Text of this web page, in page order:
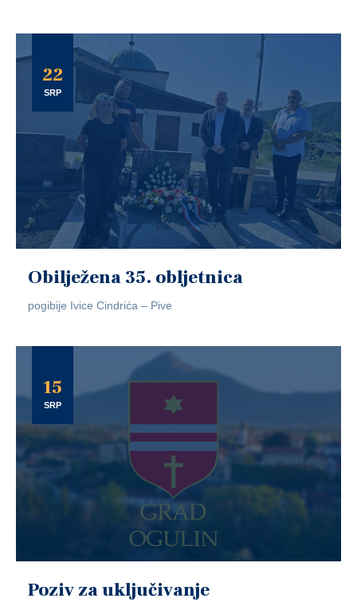
22
SRP
Obilježena 35. obljetnica
pogibije Ivice Cindrića – Pive
15
SRP
Poziv za uključivanje